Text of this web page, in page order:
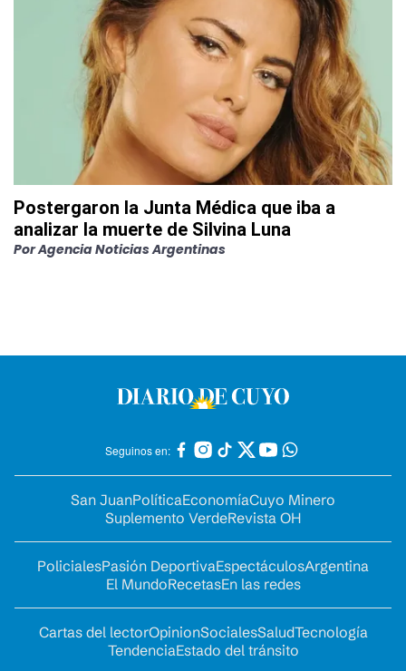
Postergaron la Junta Médica que iba a
analizar la muerte de Silvina Luna
PorAgencia Noticias Argentinas
Seguinos en:
San JuanPolíticaEconomíaCuyo Minero
Suplemento VerdeRevista OH
PolicialesPasión DeportivaEspectáculosArgentina
El MundoRecetasEn las redes
Cartas del lectorOpinionSocialesSaludTecnología
TendenciaEstado del tránsito